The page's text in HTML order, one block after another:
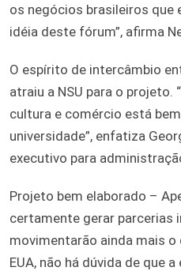
os negócios brasileiros que
idéia deste fórum”, afirma
O espírito de intercâmbio
atraiu a NSU para o projeto.
cultura e comércio está
universidade”, enfatiza
executivo para
Projeto bem elaborado –
certamente gerar parcerias
movimentarão ainda mais
EUA, não há dúvida de que